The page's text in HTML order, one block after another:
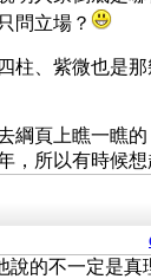
問立場？
、紫微也是
頁上瞧一瞧
所以有時候想
的不一定是